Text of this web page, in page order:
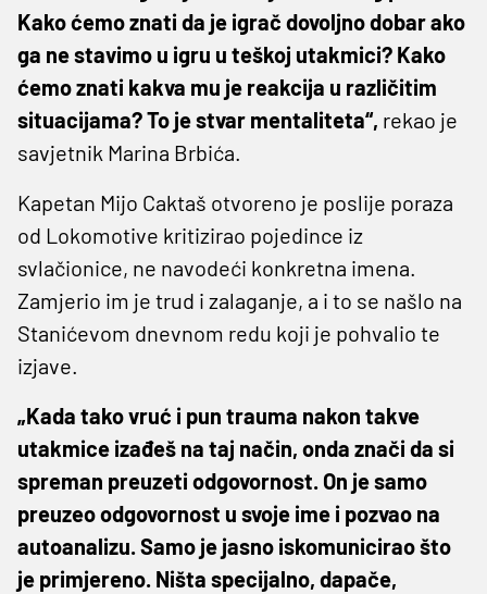
Kako ćemo znati da je igrač dovoljno dobar ako
ga ne stavimo u igru u teškoj utakmici? Kako
ćemo znati kakva mu je reakcija u različitim
situacijama? To je stvar mentaliteta“, rekao je
savjetnik Marina Brbića.
Kapetan Mijo Caktaš otvoreno je poslije poraza
od Lokomotive kritizirao pojedince iz
svlačionice, ne navodeći konkretna imena.
Zamjerio im je trud i zalaganje, a i to se našlo na
Stanićevom dnevnom redu koji je pohvalio te
izjave.
„Kada tako vruć i pun trauma nakon takve
utakmice izađeš na taj način, onda znači da si
spreman preuzeti odgovornost. On je samo
preuzeo odgovornost u svoje ime i pozvao na
autoanalizu. Samo je jasno iskomunicirao što
je primjereno. Ništa specijalno, dapače,